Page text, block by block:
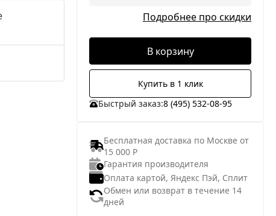
Подробнее про скидки
В корзину
Купить в 1 клик
Быстрый заказ:8 (495) 532-08-95
Бесплатная доставка по Москве от
15 000 Р
Гарантия производителя
Оплата картой, Яндекс Пэй, Сплит
Обмен или возврат в течение 14
дней